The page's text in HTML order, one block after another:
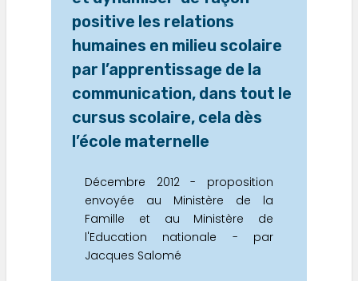
positive les relations
humaines en milieu scolaire
par l’apprentissage de la
communication, dans tout le
cursus scolaire, cela dès
l’école maternelle
Décembre 2012 - proposition
envoyée au Ministère de la
Famille et au Ministère de
l'Education nationale - par
Jacques Salomé